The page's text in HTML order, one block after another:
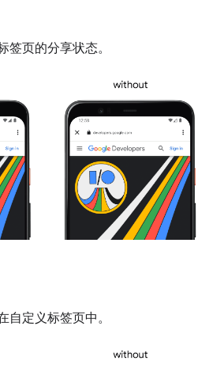
签页的分享状态。
自定义标签页中。